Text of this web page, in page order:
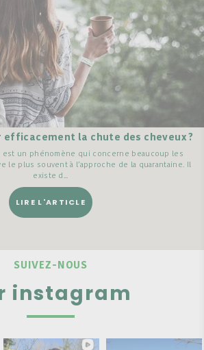
la chute des cheveux ?
est un phénomène qui concerne beaucoup les
le plus souvent à l’approche de la quarantaine. Il
existe d...
LIRE L'ARTICLE
SUIVEZ-NOUS
instagram